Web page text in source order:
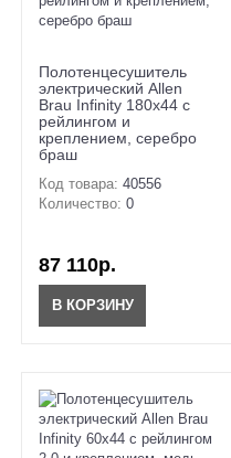
Полотенцесушитель
электрический Allen
Brau Infinity 180x44 с
рейлингом и
креплением, серебро
браш
Код товара: 40556
Количество: 0
87 110р.
В КОРЗИНУ